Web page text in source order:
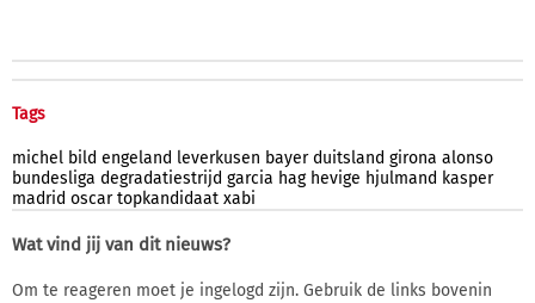
Tags
michel bild engeland leverkusen bayer duitsland girona alonso
bundesliga degradatiestrijd garcia hag hevige hjulmand kasper
madrid oscar topkandidaat xabi
Wat vind jij van dit nieuws?
Om te reageren moet je ingelogd zijn. Gebruik de links bovenin